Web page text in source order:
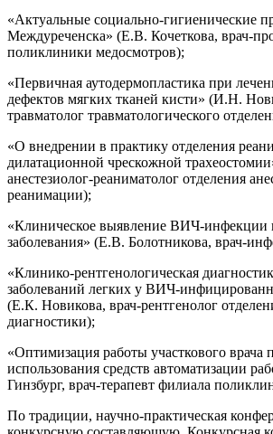
«Актуальные социально-гигиенические
Междуреченска» (Е.В. Кочеткова, врач-
поликлиники медосмотров);
«Первичная аутодермопластика при
дефектов мягких тканей кисти» (И.Н.
травматолог травматологического
«О внедрении в практику отделения
дилатационной чрескожной
анестезиолог-реаниматолог отделения
реанимации);
«Клиническое выявление ВИЧ-инфекции
заболевания» (Е.В. Болотникова, врач-
«Клинико-рентгенологическая
заболеваний легких у ВИЧ-
(Е.К. Новикова, врач-рентгенолог
диагностики);
«Оптимизация работы участкового врача
использования средств автоматизации
Гинзбург, врач-терапевт филиала
По традиции, научно-практическая